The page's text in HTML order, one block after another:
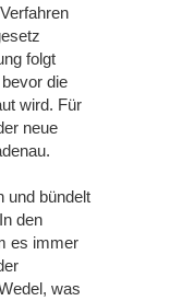
folgt
die
wird. Für
neue
und bündelt
den
es immer
was